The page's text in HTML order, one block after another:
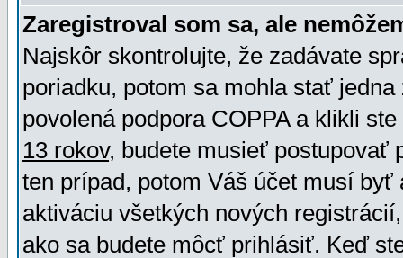
Zaregistroval som sa, ale
Najskôr skontrolujte, že zadávate
poriadku, potom sa mohla stať
povolená podpora COPPA a klikli
13 rokov, budete musieť postupovať
ten prípad, potom Váš účet musí
aktiváciu všetkých nových
ako sa budete môcť prihlásiť. Keď